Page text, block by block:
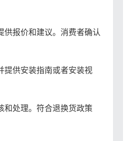
报价和建议。消费者确认
供安装指南或者安装视
处理。符合退换货政策